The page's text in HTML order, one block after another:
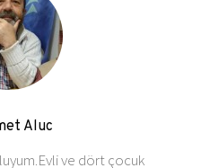
Aluc
ve dört çocuk